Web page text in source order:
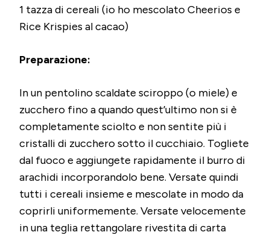
1 tazza di cereali (io ho mescolato Cheerios e
Rice Krispies al cacao)
Preparazione:
In un pentolino scaldate sciroppo (o miele) e
zucchero fino a quando quest’ultimo non si è
completamente sciolto e non sentite più i
cristalli di zucchero sotto il cucchiaio. Togliete
dal fuoco e aggiungete rapidamente il burro di
arachidi incorporandolo bene. Versate quindi
tutti i cereali insieme e mescolate in modo da
coprirli uniformemente. Versate velocemente
in una teglia rettangolare rivestita di carta